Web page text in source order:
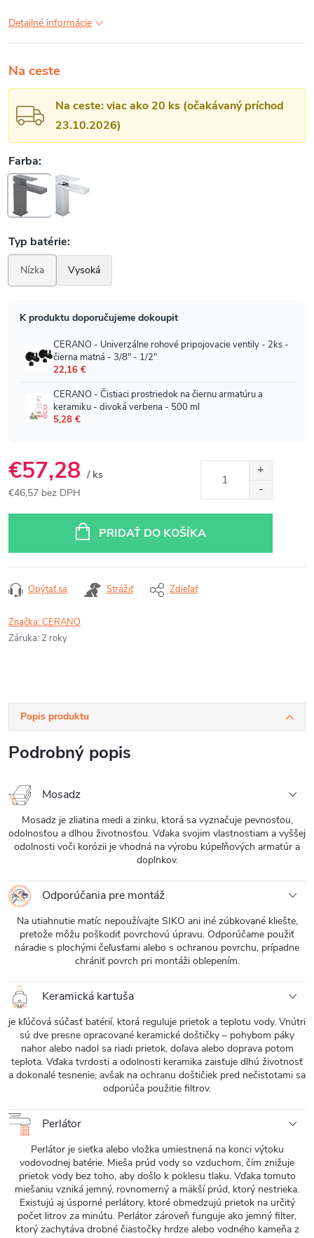
Detailné informácie
Na ceste
Na ceste: viac ako 20 ks (očakávaný príchod
23.10.2026)
€57,28 / ks
€46,57 bez DPH
PRIDAŤ DO KOŠÍKA
Opýtať sa Strážiť Zdieľať
Značka:CERANO
Záruka: 2 roky
Popis produktu
Podrobný popis
Mosadz
Mosadz je zliatina medi a zinku, ktorá sa vyznačuje pevnosťou,
odolnosťou a dlhou životnosťou. Vďaka svojim vlastnostiam a vyššej
odolnosti voči korózii je vhodná na výrobu kúpeľňových armatúr a
doplnkov.
Odporúčania pre montáž
Na utiahnutie matíc nepoužívajte SIKO ani iné zúbkované kliešte,
pretože môžu poškodiť povrchovú úpravu. Odporúčame použiť
náradie s plochými čeľusťami alebo s ochranou povrchu, prípadne
chrániť povrch pri montáži oblepením.
Keramická kartuša
je kľúčová súčasť batérií, ktorá reguluje prietok a teplotu vody. Vnútri
sú dve presne opracované keramické doštičky – pohybom páky
nahor alebo nadol sa riadi prietok, doľava alebo doprava potom
teplota. Vďaka tvrdosti a odolnosti keramika zaisťuje dlhú životnosť
a dokonalé tesnenie, avšak na ochranu doštičiek pred nečistotami sa
odporúča použitie filtrov.
Perlátor
Perlátor je sieťka alebo vložka umiestnená na konci výtoku
vodovodnej batérie. Mieša prúd vody so vzduchom, čím znižuje
prietok vody bez toho, aby došlo k poklesu tlaku. Vďaka tomuto
miešaniu vzniká jemný, rovnomerný a mäkší prúd, ktorý nestrieka.
Existujú aj úsporné perlátory, ktoré obmedzujú prietok na určitý
počet litrov za minútu. Perlátor zároveň funguje ako jemný filter,
ktorý zachytáva drobné čiastočky hrdze alebo vodného kameňa z